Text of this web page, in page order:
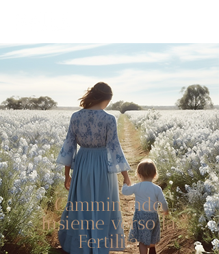
Camminando
Insieme verso la
Fertilità